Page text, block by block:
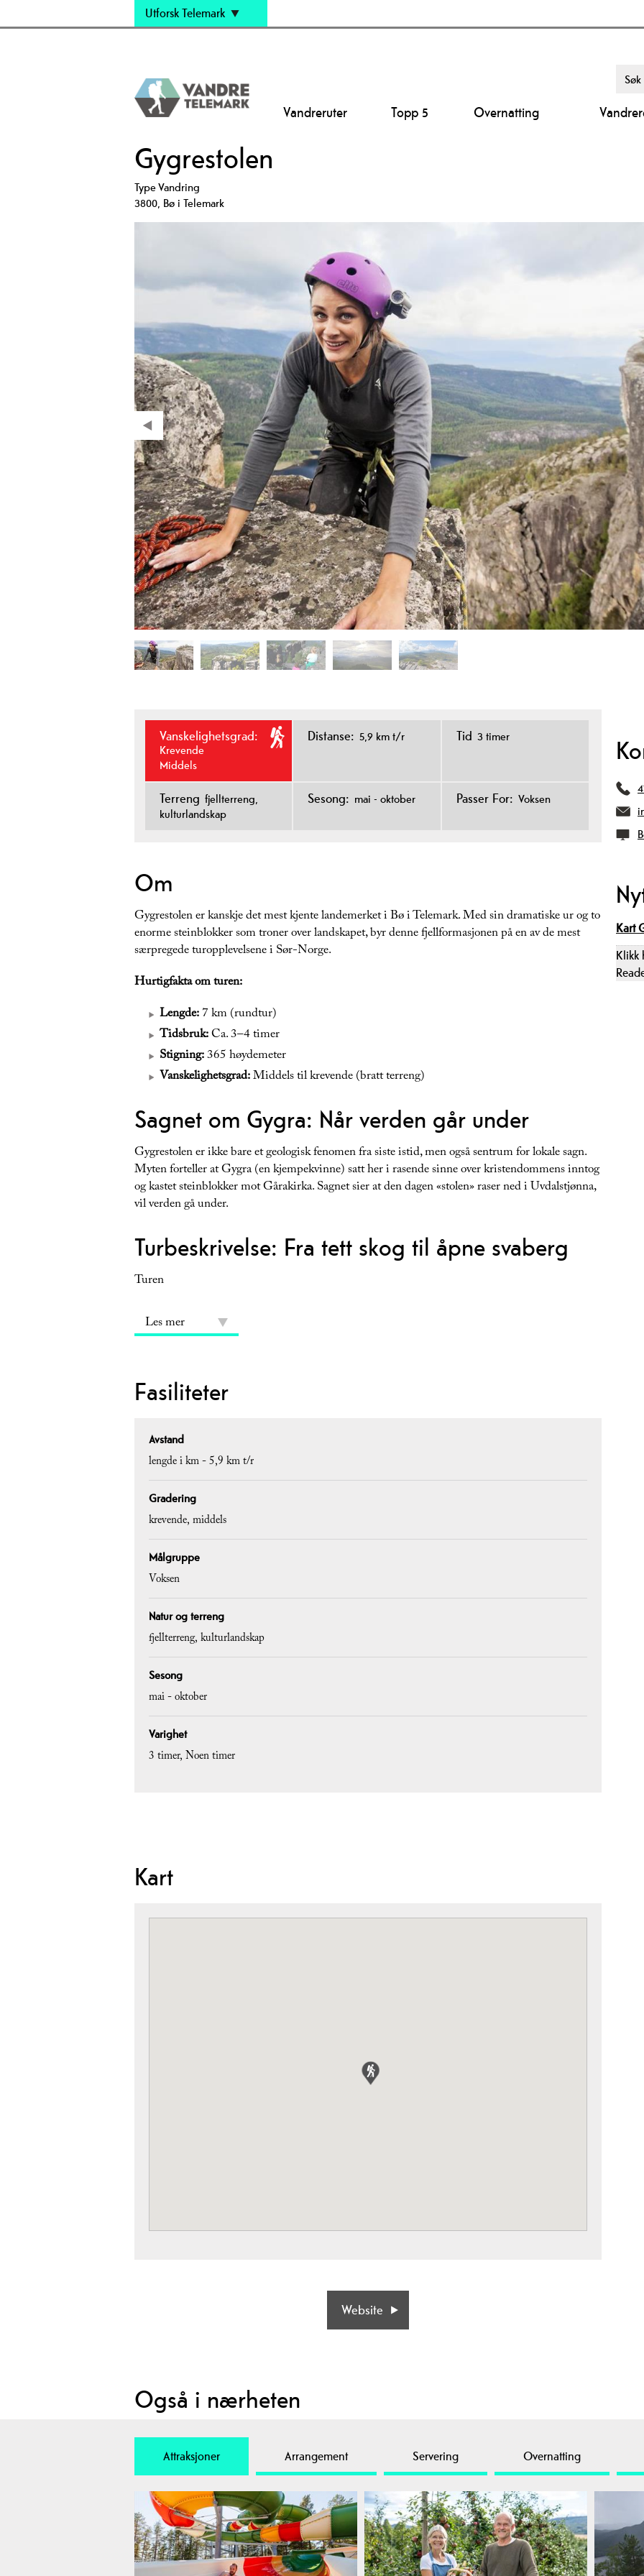
Utforsk Telemark
Vandreruter Topp 5 Overnatting
Gygrestolen
TypeVandring
3800, Bø i Telemark
Vanskelighetsgrad:
Krevende
Middels
Distanse: 5,9 km t/r Tid 3 timer
Terreng fjellterreng
kulturlandskap
Sesong: mai - oktober Passer For: Voksen
Om
Gygrestolen er kanskje det mest kjente landemerket i Bø i Telemark. Med sin dramatiske ur og to
enorme steinblokker som troner over landskapet, byr denne fjellformasjonen på en av de mest
særpregede turopplevelsene i Sør-Norge.
Hurtigfakta om turen:
Lengde:7 km (rundtur)
Tidsbruk:Ca. 3–4 timer
Stigning:365 høydemeter
Vanskelighetsgrad:Middels til krevende (bratt terreng)
Sagnet om Gygra: Når verden går under
Gygrestolen er ikke bare et geologisk fenomen fra siste istid, men også sentrum for lokale sagn.
Myten forteller at Gygra (en kjempekvinne) satt her i rasende sinne over kristendommens inntog
og kastet steinblokker mot Gårakirka. Sagnet sier at den dagen «stolen» raser ned i Uvdalstjønna,
vil verden gå under.
Turbeskrivelse: Fra tett skog til åpne svaberg
Turen
Les mer
Fasiliteter
Avstand
lengde i km -5,9 km t/r
Gradering
krevende middels
Målgruppe
Voksen
Natur og terreng
fjellterreng kulturlandskap
Sesong
mai - oktober
Varighet
3 timer Noen timer
Kart
Website
Kart
Klikk
Også i nærheten
Attraksjoner Arrangement Servering Overnatting